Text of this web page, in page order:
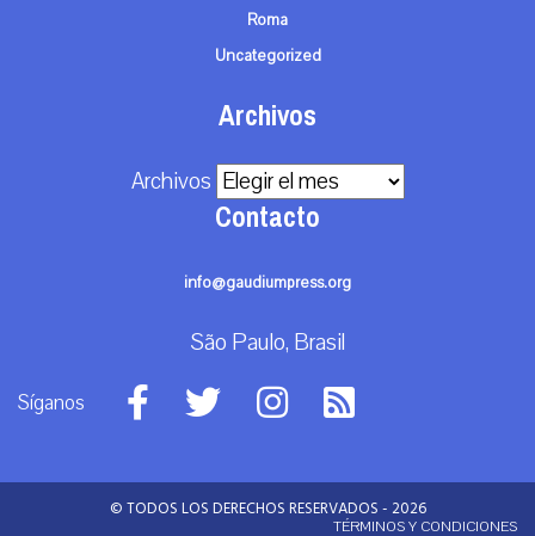
Roma
Uncategorized
Archivos
Archivos
Contacto
info@gaudiumpress.org
São Paulo, Brasil
Síganos
© TODOS LOS DERECHOS RESERVADOS - 2026
TÉRMINOS Y CONDICIONES